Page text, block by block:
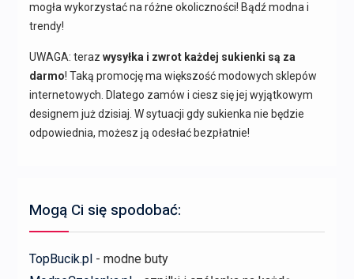
mogła wykorzystać na różne okoliczności! Bądź modna i
trendy!
UWAGA: teraz wysyłka i zwrot każdej sukienki są za
darmo! Taką promocję ma większość modowych sklepów
internetowych. Dlatego zamów i ciesz się jej wyjątkowym
designem już dzisiaj. W sytuacji gdy sukienka nie będzie
odpowiednia, możesz ją odesłać bezpłatnie!
Mogą Ci się spodobać:
TopBucik.pl - modne buty